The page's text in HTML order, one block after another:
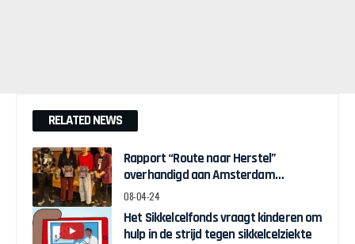
RELATED NEWS
Rapport “Route naar Herstel”
overhandigd aan Amsterdam
Wethouder Touria Meliani
08-04-24
Het Sikkelcelfonds vraagt kinderen om
hulp in de strijd tegen sikkelcelziekte